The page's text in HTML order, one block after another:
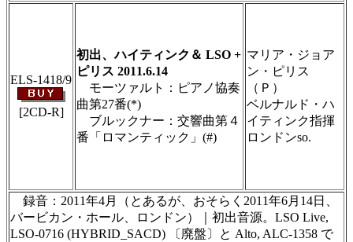
ELS-1418/9
[2CD-R]
初出、ハイティンク＆ LSO +
ピリス 2011.6.14
モーツァルト：ピアノ協奏
曲第27番(*)
ブルックナー：交響曲第４
番「ロマンティック」(#)
マリア・ジョア
ン・ピリス
（Ｐ）
ベルナルド・ハ
イティンク指揮
ロンドンso.
録音：2011年4月（とあるが、おそらく2011年6月14日、
バービカン・ホール、ロンドン）｜初出音源。LSO Live,
LSO-0716 (HYBRID_SACD) 〔廃盤〕と Alto, ALC-1358 で